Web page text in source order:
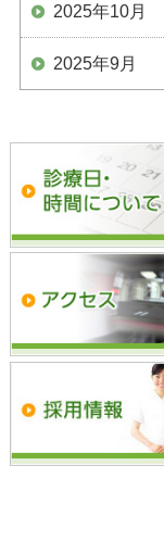
2025年10月
2025年9月